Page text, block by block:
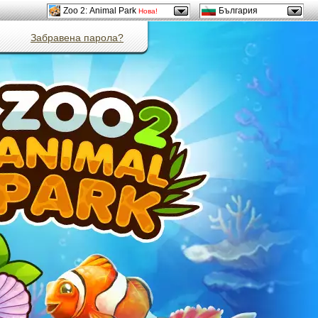
Zoo 2: Animal Park Нова! България
Забравена парола?